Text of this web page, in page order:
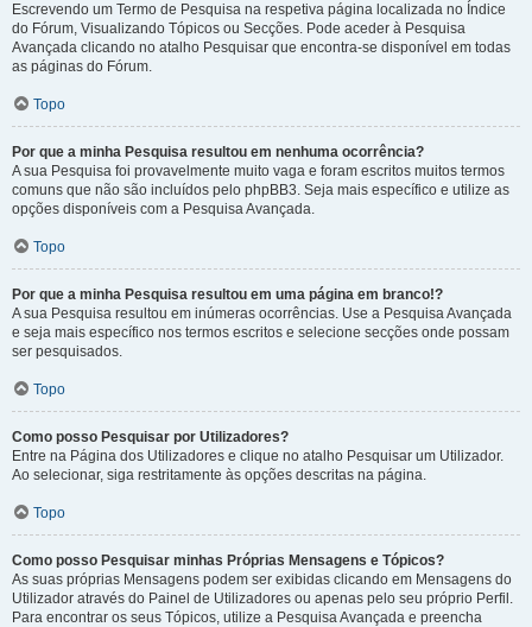
Escrevendo um Termo de Pesquisa na respetiva página localizada no Índice
do Fórum, Visualizando Tópicos ou Secções. Pode aceder à Pesquisa
Avançada clicando no atalho Pesquisar que encontra-se disponível em todas
as páginas do Fórum.
Topo
Por que a minha Pesquisa resultou em nenhuma ocorrência?
A sua Pesquisa foi provavelmente muito vaga e foram escritos muitos termos
comuns que não são incluídos pelo phpBB3. Seja mais específico e utilize as
opções disponíveis com a Pesquisa Avançada.
Topo
Por que a minha Pesquisa resultou em uma página em branco!?
A sua Pesquisa resultou em inúmeras ocorrências. Use a Pesquisa Avançada
e seja mais específico nos termos escritos e selecione secções onde possam
ser pesquisados.
Topo
Como posso Pesquisar por Utilizadores?
Entre na Página dos Utilizadores e clique no atalho Pesquisar um Utilizador.
Ao selecionar, siga restritamente às opções descritas na página.
Topo
Como posso Pesquisar minhas Próprias Mensagens e Tópicos?
As suas próprias Mensagens podem ser exibidas clicando em Mensagens do
Utilizador através do Painel de Utilizadores ou apenas pelo seu próprio Perfil.
Para encontrar os seus Tópicos, utilize a Pesquisa Avançada e preencha